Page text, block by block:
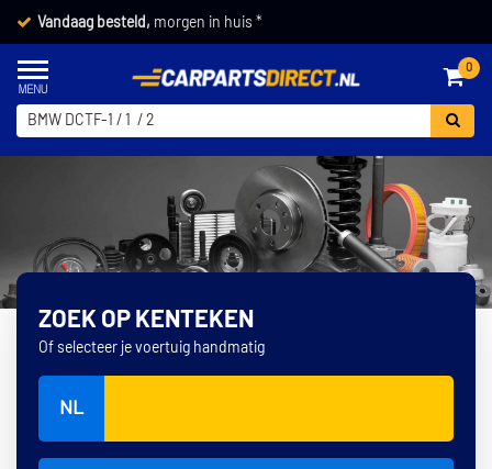
Vandaag besteld, morgen in huis *
0
ZOEK OP KENTEKEN
Of selecteer je voertuig handmatig
NL